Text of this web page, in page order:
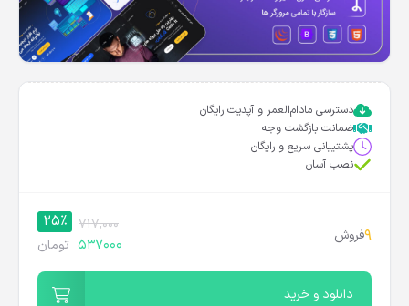
دسترسی مادام‌العمر و آپدیت رایگان
ضمانت بازگشت وجه
پشتیبانی سریع و رایگان
نصب آسان
9فروش
717,000
25%
537000 تومان
دانلود و خرید